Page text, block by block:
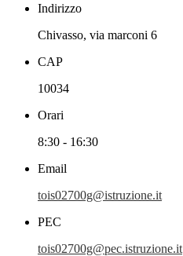
Indirizzo
Chivasso, via marconi 6
CAP
10034
Orari
8:30 - 16:30
Email
tois02700g@istruzione.it
PEC
tois02700g@pec.istruzione.it